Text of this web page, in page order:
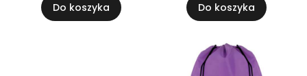
Do koszyka Do koszyka